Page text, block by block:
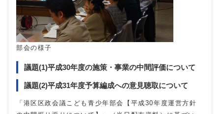
部会の様子
議題(1)平成30年度の施策・事業の中間評価について
議題(2)平成31年度予算編成への意見聴取について
「港区区政会議こども青少年部会【平成30年度運営方針